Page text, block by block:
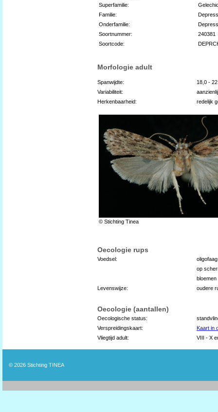
Superfamilie:
Familie:
Onderfamilie:
Soortnummer:
240381
Soortcode:
Morfologie adult
Spanwijdte:
18,0 -
Variabiliteit:
Herkenbaarheid:
redelijk
© Stichting Tinea
Oecologie rups
Voedsel:
oligofaag
op
bloemen
Levenswijze:
oudere
Oecologie (aantallen)
Oecologische status:
Verspreidingskaart:
Kaart in
Vliegtijd adult:
VIII - X
© 2026 Stichting TINEA